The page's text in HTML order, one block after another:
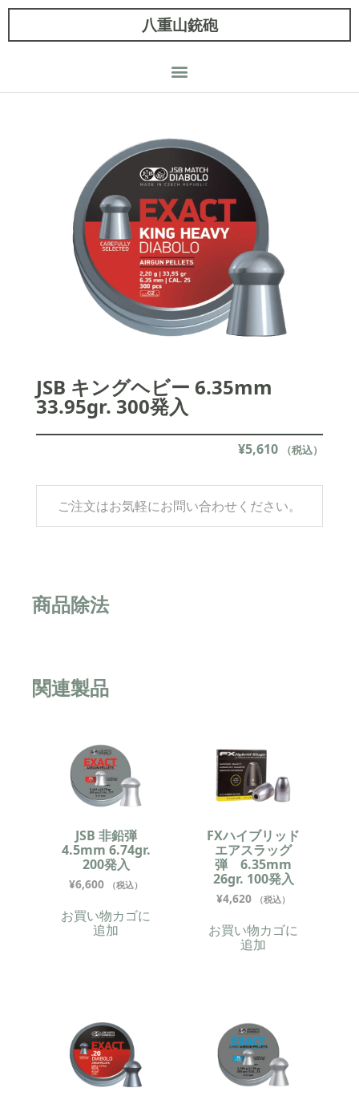
八重山銃砲
JSB キングヘビー 6.35mm
33.95gr. 300発入
¥5,610 （税込）
ご注文はお気軽にお問い合わせください。
商品除法
関連製品
JSB 非鉛弾
4.5mm 6.74gr.
200発入
¥6,600 （税込）
お買い物カゴに
追加
FXハイブリッド
エアスラッグ
弾 6.35mm
26gr. 100発入
¥4,620 （税込）
お買い物カゴに
追加